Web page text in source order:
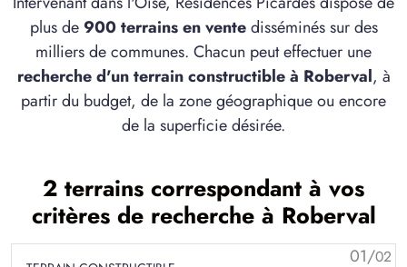
plus de 900 terrains en ventedisséminés sur des
milliers de communes. Chacun peut effectuer une
recherche d'un terrain constructible à Roberval, à
partir du budget, de la zone géographique ou encore
de la superficie désirée.
2 terrains correspondant à vos
critères de recherche à Roberval
01/02